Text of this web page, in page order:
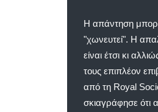
Η απάντηση
"χωνευτεί". Η
είναι έτσι κι
τους επιπλέον
από τη Royal
σκιαγράφησε ότι